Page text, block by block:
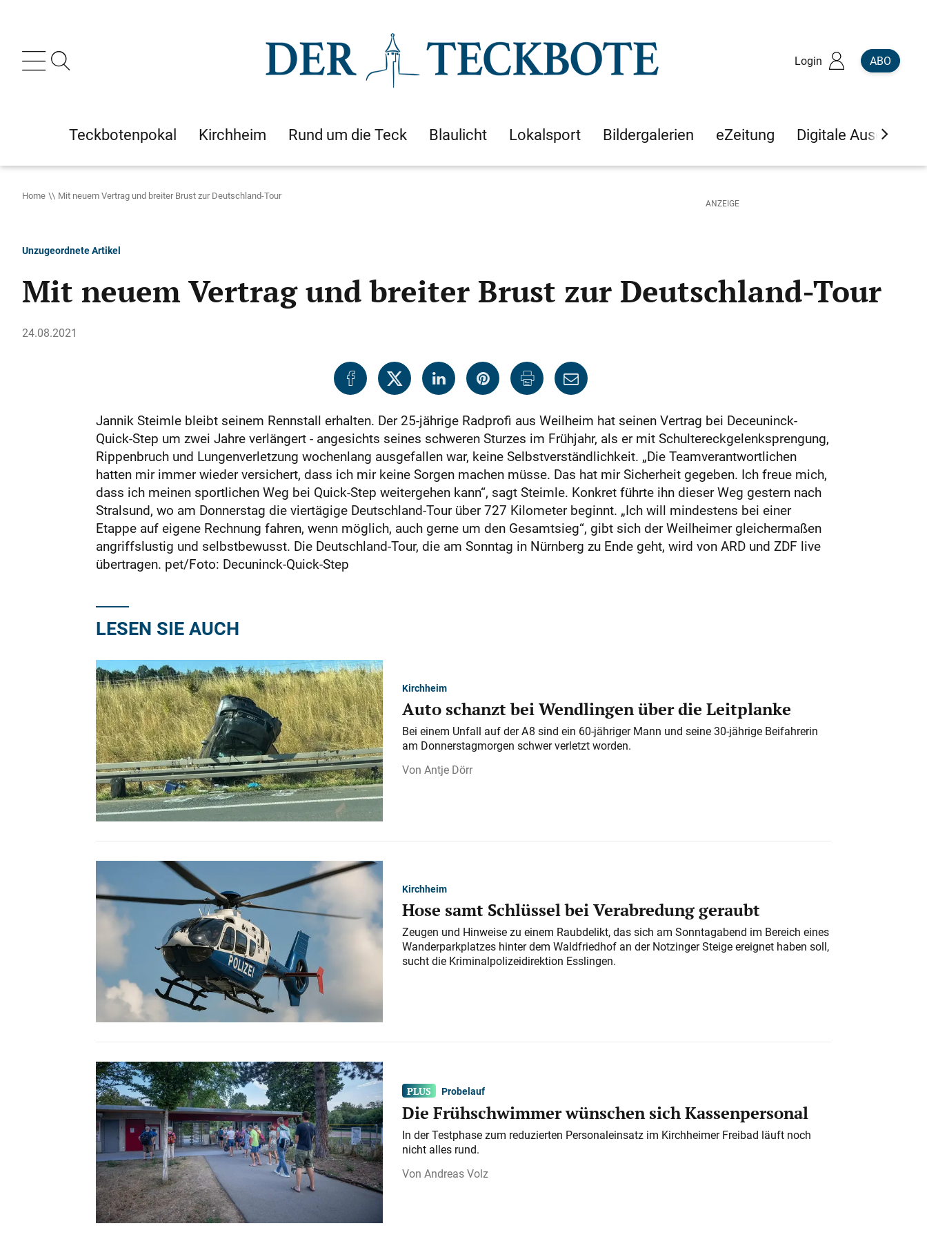
Login ABO
Teckbotenpokal Kirchheim Rund um die Teck Blaulicht Lokalsport Bildergalerien eZeitung Digitale Ausgaben
Home Mit neuem Vertrag und breiter Brust zur Deutschland-Tour
Unzugeordnete Artikel
Mit neuem Vertrag und breiter Brust zur Deutschland-Tour
24.08.2021
Jannik Steimle bleibt seinem Rennstall erhalten. Der 25-jährige Radprofi aus Weilheim hat seinen Vertrag bei Deceuninck-
Quick-Step um zwei Jahre verlängert - angesichts seines schweren Sturzes im Frühjahr, als er mit Schultereckgelenksprengung,
Rippenbruch und Lungenverletzung wochenlang ausgefallen war, keine Selbstverständlichkeit. „Die Teamverantwortlichen
hatten mir immer wieder versichert, dass ich mir keine Sorgen machen müsse. Das hat mir Sicherheit gegeben. Ich freue mich,
dass ich meinen sportlichen Weg bei Quick-Step weitergehen kann“, sagt Steimle. Konkret führte ihn dieser Weg gestern nach
Stralsund, wo am Donnerstag die viertägige Deutschland-Tour über 727 Kilometer beginnt. „Ich will mindestens bei einer
Etappe auf eigene Rechnung fahren, wenn möglich, auch gerne um den Gesamtsieg“, gibt sich der Weilheimer gleichermaßen
angriffslustig und selbstbewusst. Die Deutschland-Tour, die am Sonntag in Nürnberg zu Ende geht, wird von ARD und ZDF live
übertragen. pet/Foto: Decuninck-Quick-Step
LESEN SIE AUCH
Kirchheim
Auto schanzt bei Wendlingen über die Leitplanke
Bei einem Unfall auf der A 8 sind ein 60-jähriger Mann und seine 30-jährige Beifahrerin
am Donnerstagmorgen schwer verletzt worden.
Antje Dörr
Kirchheim
Hose samt Schlüssel bei Verabredung geraubt
Zeugen und Hinweise zu einem Raubdelikt, das sich am Sonntagabend im Bereich eines
Wanderparkplatzes hinter dem Waldfriedhof an der Notzinger Steige ereignet haben soll,
sucht die Kriminalpolizeidirektion Esslingen.
Probelauf
Die Frühschwimmer wünschen sich Kassenpersonal
In der Testphase zum reduzierten Personaleinsatz im Kirchheimer Freibad läuft noch
nicht alles rund.
Andreas Volz